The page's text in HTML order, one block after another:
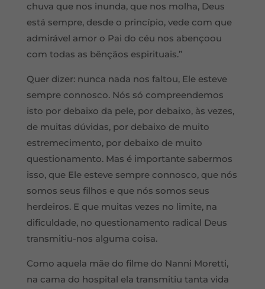
chuva que nos inunda, que nos molha, Deus
está sempre, desde o princípio, vede com que
admirável amor o Pai do céu nos abençoou
com todas as bênçãos espirituais.”
Quer dizer: nunca nada nos faltou, Ele esteve
sempre connosco. Nós só compreendemos
isto por debaixo da pele, por debaixo, às vezes,
de muitas dúvidas, por debaixo de muito
estremecimento, por debaixo de muito
questionamento. Mas é importante sabermos
isso, que Ele esteve sempre connosco, que nós
somos seus filhos e que nós somos seus
herdeiros. E que muitas vezes no limite, na
dificuldade, no questionamento radical Deus
transmitiu-nos alguma coisa.
Como aquela mãe do filme do Nanni Moretti,
na cama do hospital ela transmitiu tanta vida